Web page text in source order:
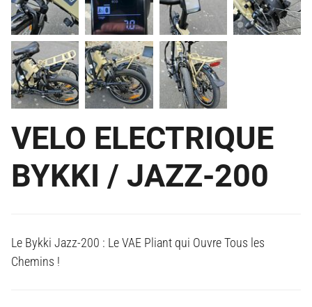
VELO ELECTRIQUE
BYKKI / JAZZ-200
Le Bykki Jazz-200 : Le VAE Pliant qui Ouvre Tous les
Chemins !